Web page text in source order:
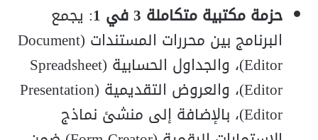
حزمة مكتبية متكاملة 3 في 1
: يجمع
البرنامج بين محررات المستندات (Document
Editor)، والجداول الحسابية (Spreadsheet
Editor)، والعروض التقديمية (Presentation
Editor)، بالإضافة إلى منشئ نماذج